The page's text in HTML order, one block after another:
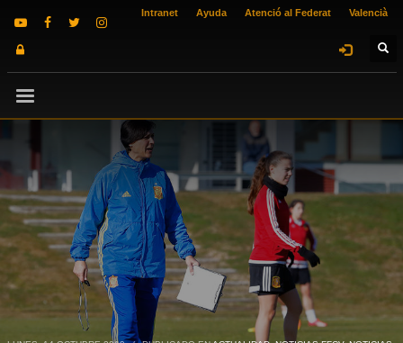
Intranet Ayuda Atenció al Federat Valencià